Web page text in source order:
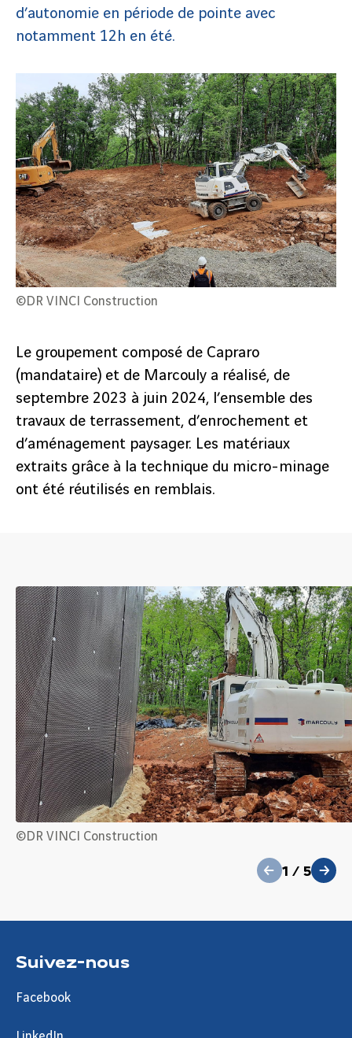
d’autonomie en période de pointe avec
notamment 12h en été.
©DR VINCI Construction
Le groupement composé de Capraro
(mandataire) et de Marcouly a réalisé, de
septembre 2023 à juin 2024, l’ensemble des
travaux de terrassement, d’enrochement et
d’aménagement paysager. Les matériaux
extraits grâce à la technique du micro-minage
ont été réutilisés en remblais.
©DR VINCI Construction précédent 1 / 5suivant
précédent2 /4
Suivez-nous
Facebook